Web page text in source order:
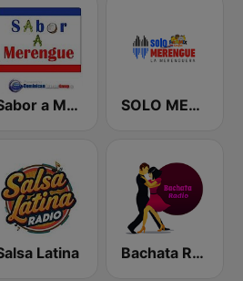
Sabor a Merengue SOLO MERENGUE
Latina Bachata Radio